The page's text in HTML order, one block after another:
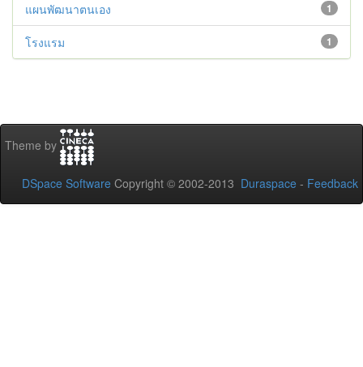
1
แผนพัฒนาตนเอง
1
โรงแรม
Theme by
DSpace Software Copyright © 2002-2013 Duraspace - Feedback